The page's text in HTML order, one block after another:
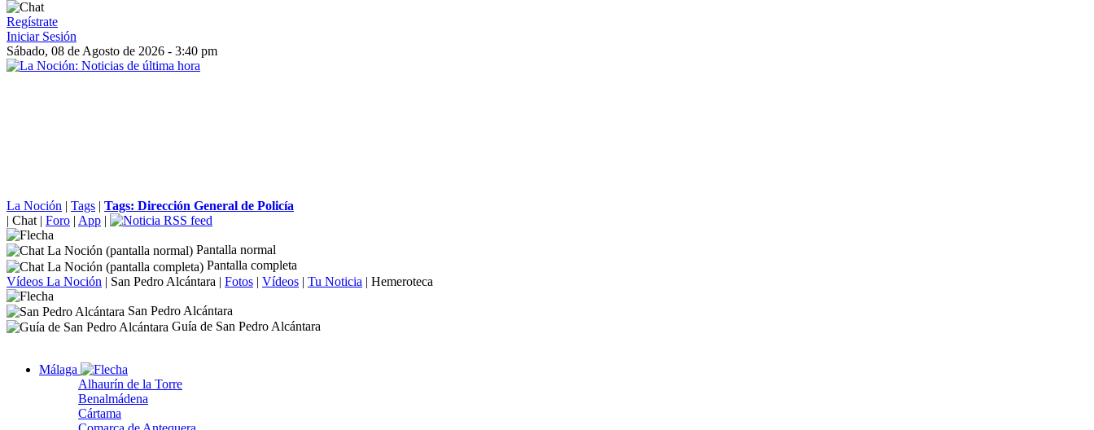
Regístrate
Iniciar Sesión
Sábado, 08 de Agosto de 2026 - 3:40 pm
La Noción | Tags | Tags: Dirección General de Policía
| Chat | Foro | App |
Pantalla normal
Pantalla completa
Vídeos La Noción | San Pedro Alcántara | Fotos | Vídeos | Tu Noticia | Hemeroteca
San Pedro Alcántara
Guía de San Pedro Alcántara
Málaga
Alhaurín de la Torre
Benalmádena
Cártama